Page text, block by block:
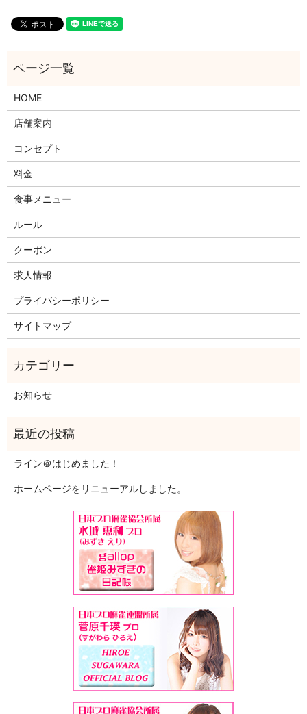
HOME
店舗案内
コンセプト
料金
食事メニュー
ルール
クーポン
求人情報
プライバシーポリシー
サイトマップ
お知らせ
ライン＠はじめました！
ホームページをリニューアルしました。